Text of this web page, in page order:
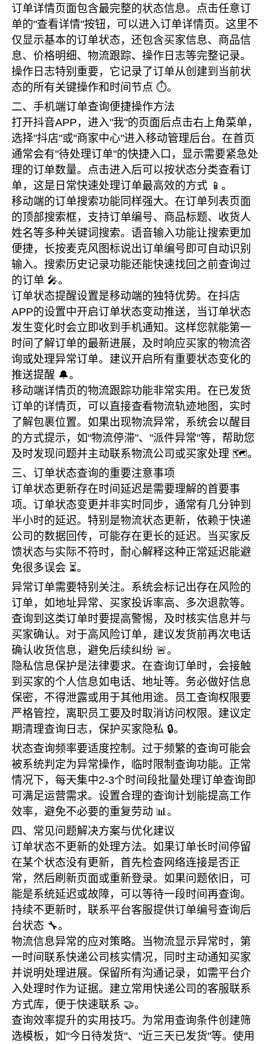
订单详情页面包含最完整的状态信息。点击任意订
单的"查看详情"按钮，可以进入订单详情页。这里不
仅显示基本的订单状态，还包含买家信息、商品信
息、价格明细、物流跟踪、操作日志等完整记录。
操作日志特别重要，它记录了订单从创建到当前状
态的所有关键操作和时间节点 ⏱️。
二、手机端订单查询便捷操作方法
打开抖音APP，进入"我"的页面后点击右上角菜单，
选择"抖店"或"商家中心"进入移动管理后台。在首页
通常会有"待处理订单"的快捷入口，显示需要紧急处
理的订单数量。点击进入后可以按状态分类查看订
单，这是日常快速处理订单最高效的方式 📱。
移动端的订单搜索功能同样强大。在订单列表页面
的顶部搜索框，支持订单编号、商品标题、收货人
姓名等多种关键词搜索。语音输入功能让搜索更加
便捷，长按麦克风图标说出订单编号即可自动识别
输入。搜索历史记录功能还能快速找回之前查询过
的订单 🎤。
订单状态提醒设置是移动端的独特优势。在抖店
APP的设置中开启订单状态变动推送，当订单状态
发生变化时会立即收到手机通知。这样您就能第一
时间了解订单的最新进展，及时响应买家的物流咨
询或处理异常订单。建议开启所有重要状态变化的
推送提醒 🔔。
移动端详情页的物流跟踪功能非常实用。在已发货
订单的详情页，可以直接查看物流轨迹地图，实时
了解包裹位置。如果出现物流异常，系统会以醒目
的方式提示，如"物流停滞"、"派件异常"等，帮助您
及时发现问题并主动联系物流公司或买家处理 🗺️。
三、订单状态查询的重要注意事项
订单状态更新存在时间延迟是需要理解的首要事
项。订单状态变更并非实时同步，通常有几分钟到
半小时的延迟。特别是物流状态更新，依赖于快递
公司的数据回传，可能存在更长的延迟。当买家反
馈状态与实际不符时，耐心解释这种正常延迟能避
免很多误会 ⏳。
异常订单需要特别关注。系统会标记出存在风险的
订单，如地址异常、买家投诉率高、多次退款等。
查询到这类订单时要提高警惕，及时核实信息并与
买家确认。对于高风险订单，建议发货前再次电话
确认收货信息，避免后续纠纷 🚨。
隐私信息保护是法律要求。在查询订单时，会接触
到买家的个人信息如电话、地址等。务必做好信息
保密，不得泄露或用于其他用途。员工查询权限要
严格管控，离职员工要及时取消访问权限。建议定
期清理查询日志，保护买家隐私 🔒。
状态查询频率要适度控制。过于频繁的查询可能会
被系统判定为异常操作，临时限制查询功能。正常
情况下，每天集中2-3个时间段批量处理订单查询即
可满足运营需求。设置合理的查询计划能提高工作
效率，避免不必要的重复劳动 📊。
四、常见问题解决方案与优化建议
订单状态不更新的处理方法。如果订单长时间停留
在某个状态没有更新，首先检查网络连接是否正
常，然后刷新页面或重新登录。如果问题依旧，可
能是系统延迟或故障，可以等待一段时间再查询。
持续不更新时，联系平台客服提供订单编号查询后
台状态 🔧。
物流信息异常的应对策略。当物流显示异常时，第
一时间联系快递公司核实情况，同时主动通知买家
并说明处理进展。保留所有沟通记录，如需平台介
入处理时作为证据。建立常用快递公司的客服联系
方式库，便于快速联系 🤝。
查询效率提升的实用技巧。为常用查询条件创建筛
选模板，如"今日待发货"、"近三天已发货"等。使用